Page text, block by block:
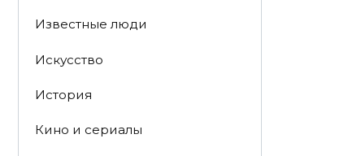
Известные люди
Искусство
История
Кино и сериалы